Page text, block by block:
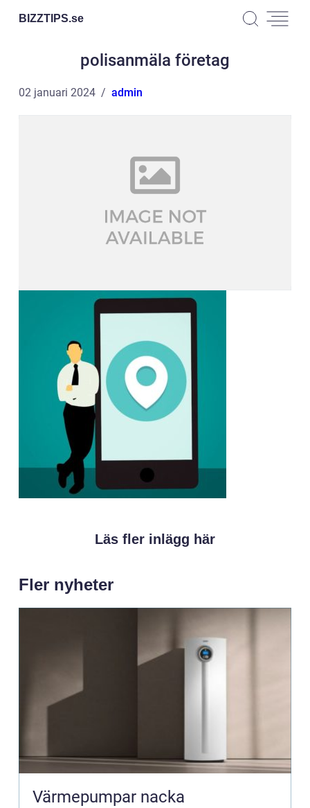
BIZZTIPS.se
polisanmäla företag
02 januari 2024 admin
Läs fler inlägg här
Fler nyheter
Värmepumpar nacka